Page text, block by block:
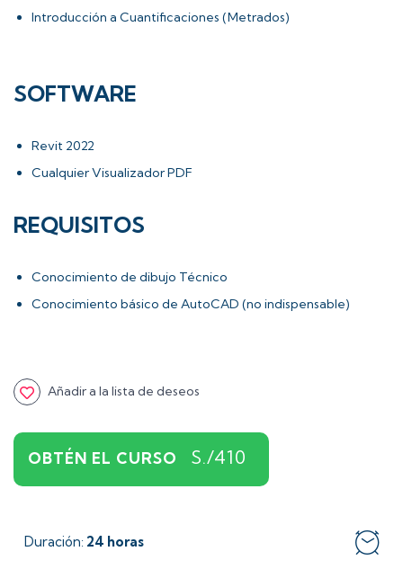
Introducción a Cuantificaciones (Metrados)
SOFTWARE
Revit 2022
Cualquier Visualizador PDF
REQUISITOS
Conocimiento de dibujo Técnico
Conocimiento básico de AutoCAD (no indispensable)
Añadir a la lista de deseos
OBTÉN EL CURSO S./410
Duración: 24 horas